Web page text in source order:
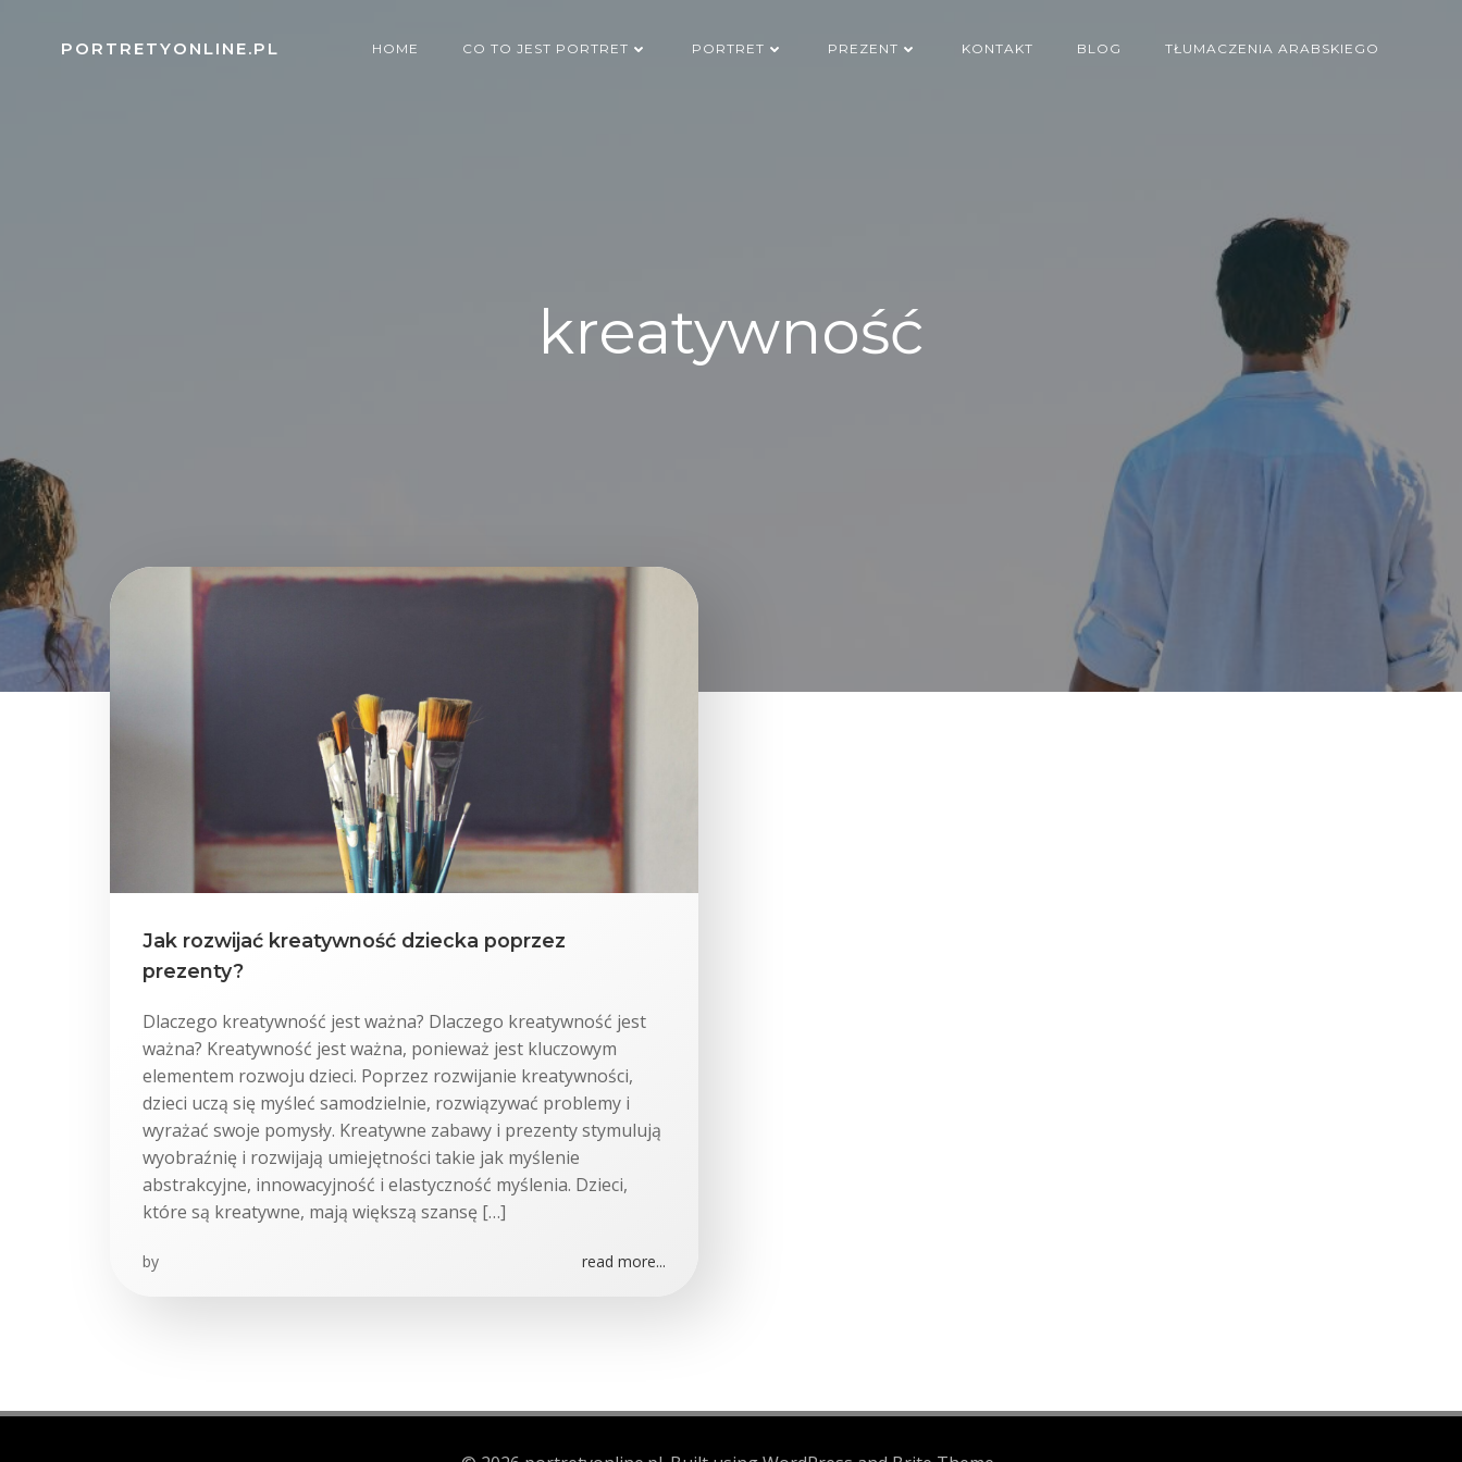
PORTRETYONLINE.PL HOME CO TO JEST PORTRET PORTRET PREZENT KONTAKT BLOG TŁUMACZENIA ARABSKIEGO
kreatywność
Jak rozwijać kreatywność dziecka poprzez
prezenty?
Dlaczego kreatywność jest ważna? Dlaczego kreatywność jest
ważna? Kreatywność jest ważna, ponieważ jest kluczowym
elementem rozwoju dzieci. Poprzez rozwijanie kreatywności,
dzieci uczą się myśleć samodzielnie, rozwiązywać problemy i
wyrażać swoje pomysły. Kreatywne zabawy i prezenty stymulują
wyobraźnię i rozwijają umiejętności takie jak myślenie
abstrakcyjne, innowacyjność i elastyczność myślenia. Dzieci,
które są kreatywne, mają większą szansę […]
by read more...